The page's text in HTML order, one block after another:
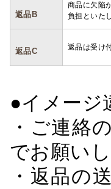
返品B
商品に欠陥
負担といた
返品C 返品は受け
●イメー
・ご連絡
でお願いし
・返品の